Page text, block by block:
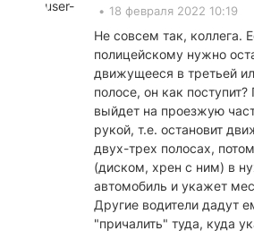
• 18 февраля 2022 10:19
Не совсем так, коллега.
полицейскому нужно
движущееся в третьей
полосе, он как
выйдет на проезжую
рукой, т.е. остановит
двух-трех полосах,
(диском, хрен с ним) в
автомобиль и укажет
Другие водители дадут
"причалить" туда, куда